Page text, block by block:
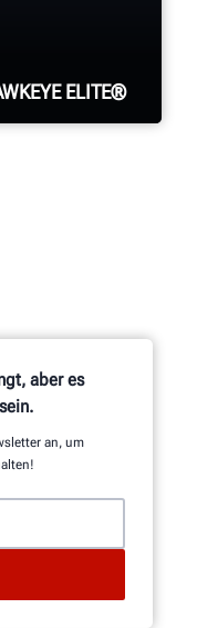
ELITE®
aber es
an, um